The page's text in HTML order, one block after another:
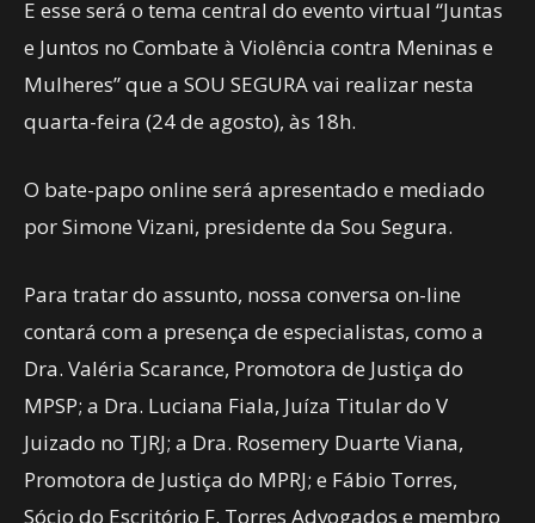
E esse será o tema central do evento virtual “Juntas
e Juntos no Combate à Violência contra Meninas e
Mulheres” que a SOU SEGURA vai realizar nesta
quarta-feira (24 de agosto), às 18h.
O bate-papo online será apresentado e mediado
por Simone Vizani, presidente da Sou Segura.
Para tratar do assunto, nossa conversa on-line
contará com a presença de especialistas, como a
Dra. Valéria Scarance, Promotora de Justiça do
MPSP; a Dra. Luciana Fiala, Juíza Titular do V
Juizado no TJRJ; a Dra. Rosemery Duarte Viana,
Promotora de Justiça do MPRJ; e Fábio Torres,
Sócio do Escritório F. Torres Advogados e membro